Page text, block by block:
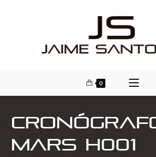
0
Mars H001